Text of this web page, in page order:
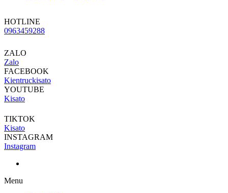
HOTLINE
0963459288
ZALO
Zalo
FACEBOOK
Kientruckisato
YOUTUBE
Kisato
TIKTOK
Kisato
INSTAGRAM
Instagram
Menu